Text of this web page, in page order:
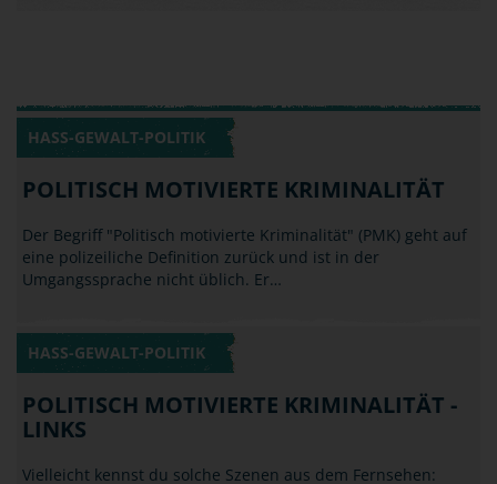
POLITISCH MOTIVIERTE KRIMINALITÄT
Der Begriff "Politisch motivierte Kriminalität" (PMK) geht auf
Umgangssprache nicht üblich. Er…
POLITISCH MOTIVIERTE KRIMINALITÄT -
LINKS
Vielleicht kennst du solche Szenen aus dem Fernsehen:
gelaufen. Vermummte Menschen werfen…